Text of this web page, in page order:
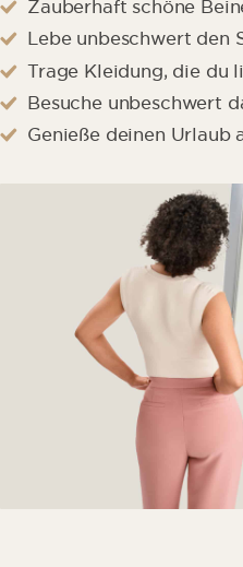
Wunderschönen
Klinikstandorte
Effektive
Weitere
Fettabsaugung
Erkrankung
Wie läuft eine
Beinen ab?
Fragen &
Zauberhaft schöne
Lebe unbeschwert den
Trage Kleidung, die du
Besuche unbeschwert
Genieße deinen Urlaub